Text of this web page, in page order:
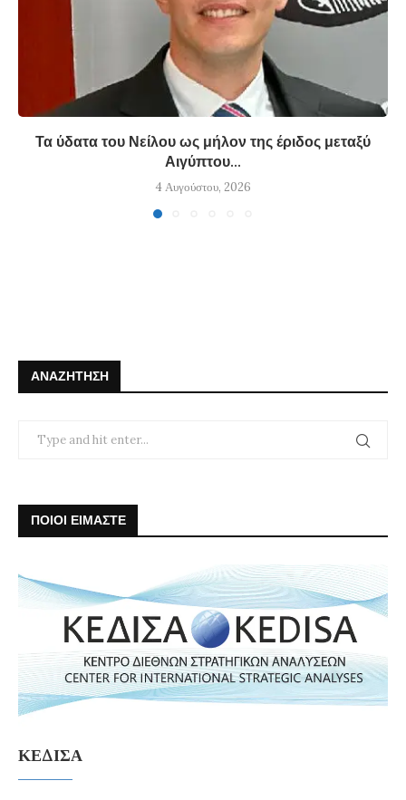
Τα ύδατα του Νείλου ως μήλον της έριδος μεταξύ
Αιγύπτου...
4 Αυγούστου, 2026
ΑΝΑΖΉΤΗΣΗ
ΠΟΙΟΙ ΕΙΜΑΣΤΕ
ΚΕΔΙΣΑ